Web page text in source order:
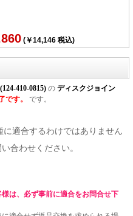
(￥14,146 税込)
410-0815) の ディスクジョイン
です。
です。
適合するわけではありません
合わせください。
は、必ず事前に適合をお問合せ下